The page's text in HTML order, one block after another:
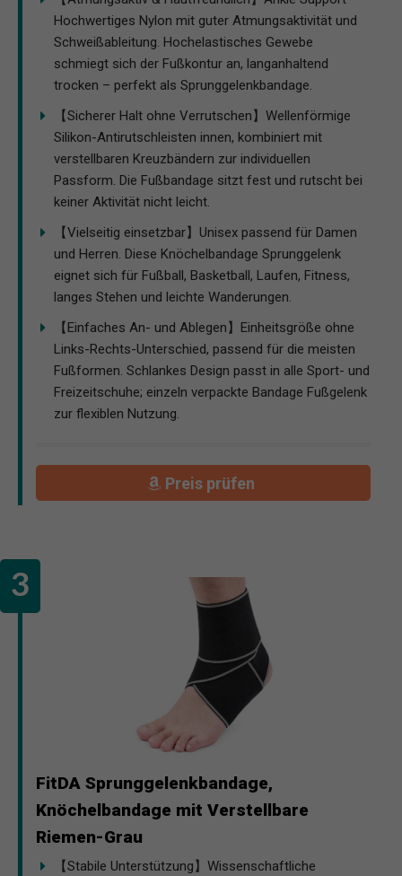
Hochwertiges Nylon mit guter Atmungsaktivität und
Schweißableitung. Hochelastisches Gewebe
schmiegt sich der Fußkontur an, langanhaltend
trocken – perfekt als Sprunggelenkbandage.
【Sicherer Halt ohne Verrutschen】Wellenförmige
Silikon-Antirutschleisten innen, kombiniert mit
verstellbaren Kreuzbändern zur individuellen
Passform. Die Fußbandage sitzt fest und rutscht bei
keiner Aktivität nicht leicht.
【Vielseitig einsetzbar】Unisex passend für Damen
und Herren. Diese Knöchelbandage Sprunggelenk
eignet sich für Fußball, Basketball, Laufen, Fitness,
langes Stehen und leichte Wanderungen.
【Einfaches An- und Ablegen】Einheitsgröße ohne
Links-Rechts-Unterschied, passend für die meisten
Fußformen. Schlankes Design passt in alle Sport- und
Freizeitschuhe; einzeln verpackte Bandage Fußgelenk
zur flexiblen Nutzung.
Preis prüfen
FitDA Sprunggelenkbandage,
Knöchelbandage mit Verstellbare
Riemen-Grau
【Stabile Unterstützung】Wissenschaftliche